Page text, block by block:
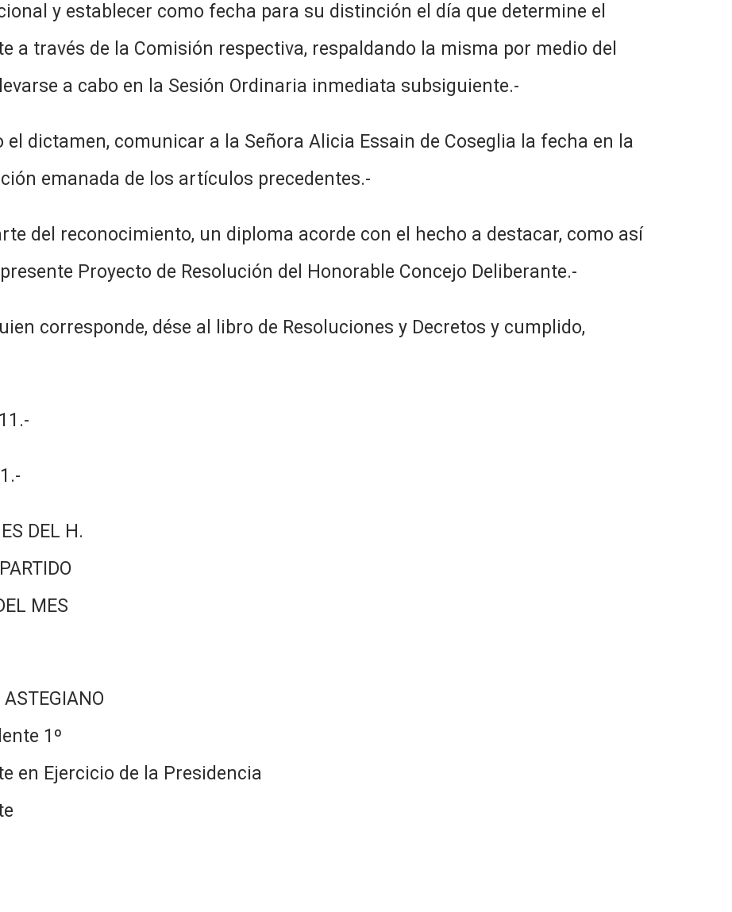
y establecer como fecha para su distinción el día que determine el
a través de la Comisión respectiva, respaldando la misma por medio del
a cabo en la Sesión Ordinaria inmediata subsiguiente.-
dictamen, comunicar a la Señora Alicia Essain de Coseglia la fecha en la
emanada de los artículos precedentes.-
del reconocimiento, un diploma acorde con el hecho a destacar, como así
Proyecto de Resolución del Honorable Concejo Deliberante.-
corresponde, dése al libro de Resoluciones y Decretos y cumplido,
DEL H.
MES
1º
en Ejercicio de la Presidencia